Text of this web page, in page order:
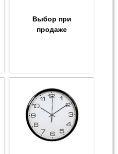
Выбор при
продаже